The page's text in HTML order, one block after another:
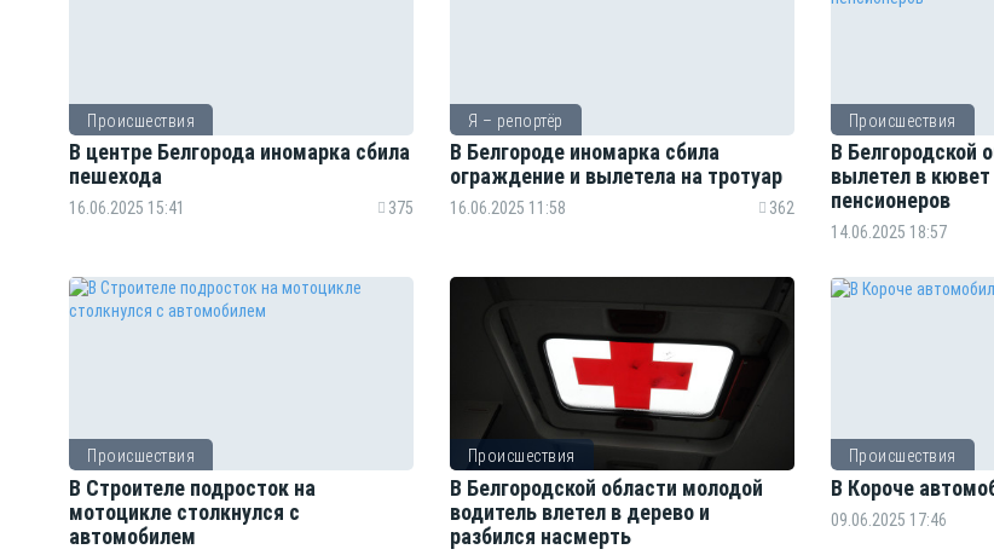
Происшествия
В центре Белгорода иномарка сбила
пешехода
16.06.2025 15:41 375
Я – репортёр
В Белгороде иномарка сбила
ограждение и вылетела на тротуар
16.06.2025 11:58 362
Происшествия
В Белгородской
вылетел в
пенсионеров
14.06.2025 18:57
Происшествия
В Строителе подросток на
мотоцикле столкнулся с
автомобилем
Происшествия
В Белгородской области молодой
водитель влетел в дерево и
разбился насмерть
Происшествия
В Короче
09.06.2025 17:46